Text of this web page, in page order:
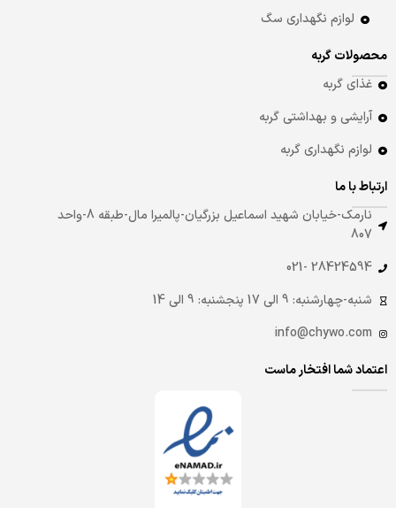
لوازم نگهداری سگ
محصولات گربه
غذای گربه
آرایشی و بهداشتی گربه
لوازم نگهداری گربه
ارتباط با ما
نارمک-خیابان شهید اسماعیل بزرگیان-پالمیرا مال-طبقه 8-واحد
807
28424594 -021
شنبه-چهارشنبه: 9 الی 17 پنجشنبه: 9 الی 14
info@chywo.com
اعتماد شما افتخار ماست